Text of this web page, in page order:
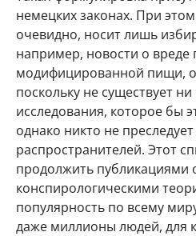
немецких законах. При
очевидно, носит лишь
например, новости о вреде
модифицированной пищи,
поскольку не существует
исследования, которое бы
однако никто не
распространителей. Этот
продолжить публикациями
конспирологическими
популярность по всему
даже миллионы людей, для